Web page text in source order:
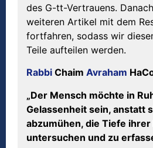
des G-tt-Vertrauens.
weiteren Artikel mit dem
fortfahren, sodass wir
Teile aufteilen werden.
Rabbi Chaim Avraham
„Der Mensch möchte in
Gelassenheit sein, anstatt
abzumühen, die Tiefe
untersuchen und zu